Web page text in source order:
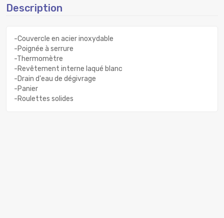
Description
-Couvercle en acier inoxydable
-Poignée à serrure
-Thermomètre
-Revêtement interne laqué blanc
-Drain d'eau de dégivrage
-Panier
-Roulettes solides